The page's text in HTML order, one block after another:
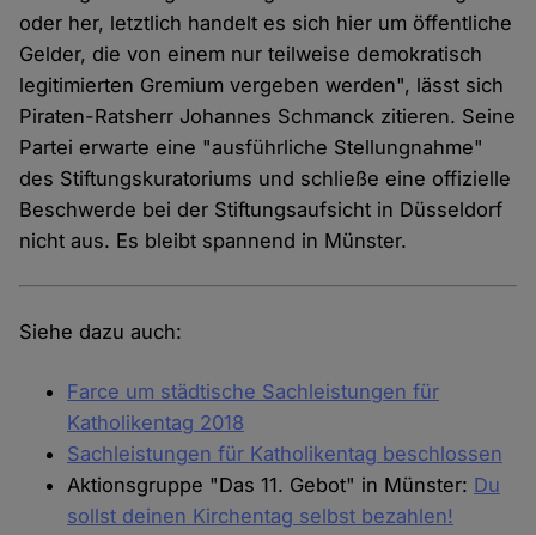
oder her, letztlich handelt es sich hier um öffentliche
Gelder, die von einem nur teilweise demokratisch
legitimierten Gremium vergeben werden", lässt sich
Piraten-Ratsherr Johannes Schmanck zitieren. Seine
Partei erwarte eine "ausführliche Stellungnahme"
des Stiftungskuratoriums und schließe eine offizielle
Beschwerde bei der Stiftungsaufsicht in Düsseldorf
nicht aus. Es bleibt spannend in Münster.
Siehe dazu auch:
Farce um städtische Sachleistungen für
Katholikentag 2018
Sachleistungen für Katholikentag beschlossen
Aktionsgruppe "Das 11. Gebot" in Münster: Du
sollst deinen Kirchentag selbst bezahlen!